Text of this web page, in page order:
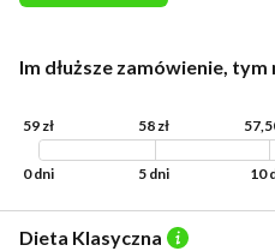
Im dłuższe zamówienie, tym
59 zł 58 zł
0dni 5 dni 10
Dieta Klasyczna